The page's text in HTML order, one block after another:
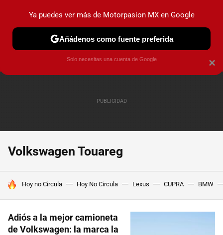
PRUEBAS INDUSTRIA HOY NO CIRCULA
Volkswagen Touareg
HOY SE HABLA DE
Hoy no Circula Hoy No Circula Lexus CUPRA BMW
Adiós a la mejor camioneta
de Volkswagen: la marca la
×
Ya puedes ver más de Motorpasion MX en Google
Añádenos como fuente preferida
Solo necesitas una cuenta de Google